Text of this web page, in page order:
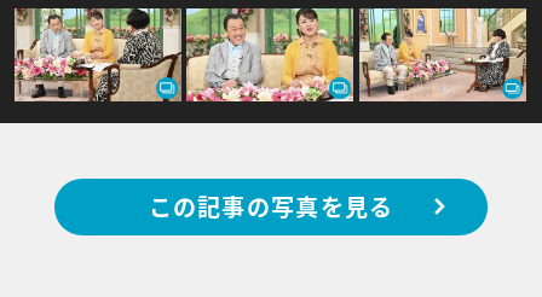
この記事の写真を見る